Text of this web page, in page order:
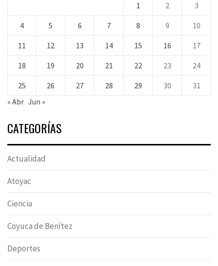
1
2 3
4 5 6 7 8 9 10
11 12 13 14 15 16 17
18 19 20 21 22 23 24
25 26 27 28 29 30
31
« Abr Jun »
CATEGORÍAS
Actualidad
Atoyac
Ciencia
Coyuca de Benítez
Deportes